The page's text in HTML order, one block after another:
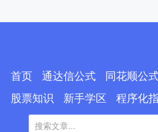
首页 通达信公式 同花顺公
股票知识
新手学区 程序化